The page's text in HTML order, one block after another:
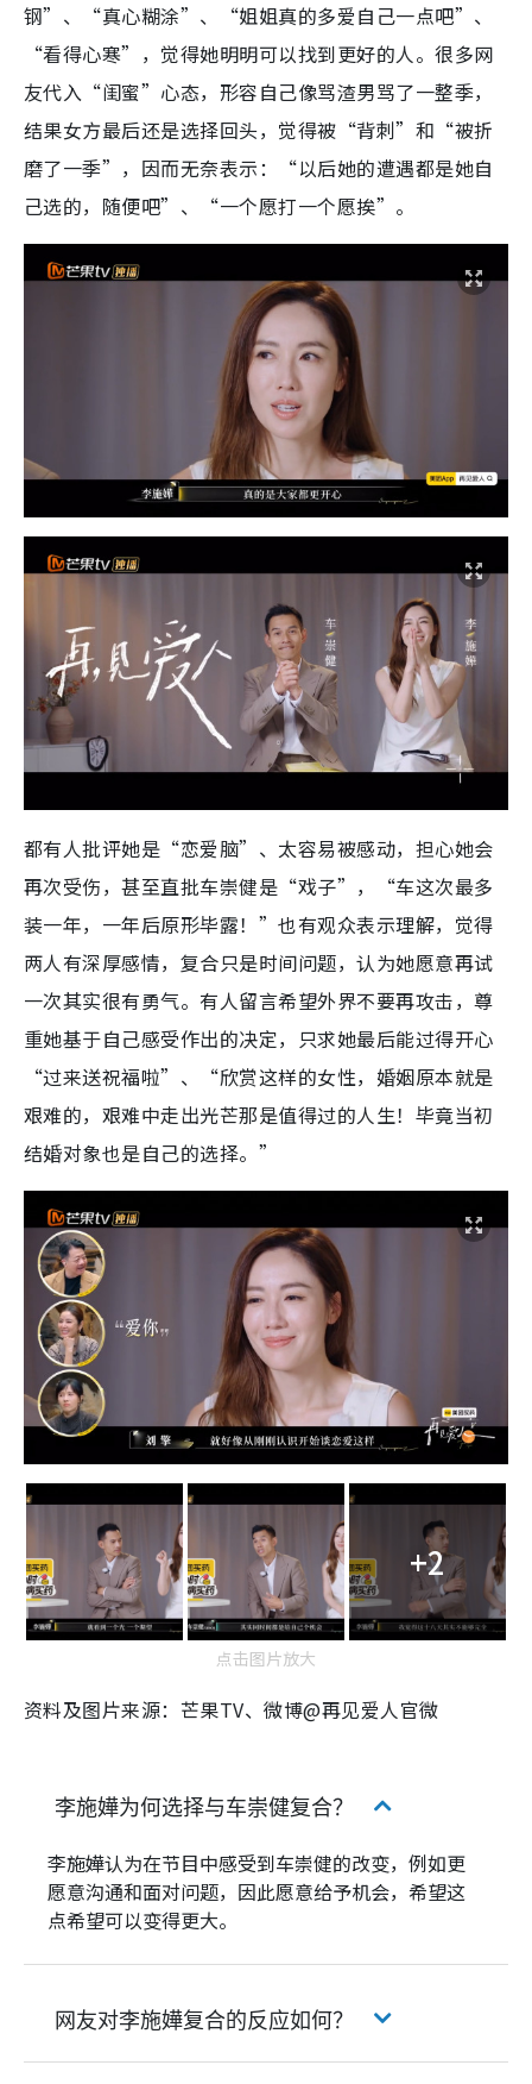
钢”、“真心糊涂”、“姐姐真的多爱自己一点吧”、
“看得心寒”，觉得她明明可以找到更好的人。很多网
友代入“闺蜜”心态，形容自己像骂渣男骂了一整季，
结果女方最后还是选择回头，觉得被“背刺”和“被折
磨了一季”，因而无奈表示：“以后她的遭遇都是她自
己选的，随便吧”、“一个愿打一个愿挨”。
都有人批评她是“恋爱脑”、太容易被感动，担心她会
再次受伤，甚至直批车崇健是“戏子”，“车这次最多
装一年，一年后原形毕露！”也有观众表示理解，觉得
两人有深厚感情，复合只是时间问题，认为她愿意再试
一次其实很有勇气。有人留言希望外界不要再攻击，尊
重她基于自己感受作出的决定，只求她最后能过得开心
“过来送祝福啦”、“欣赏这样的女性，婚姻原本就是
艰难的，艰难中走出光芒那是值得过的人生！毕竟当初
结婚对象也是自己的选择。”
+2
点击图片放大
资料及图片来源：芒果TV、微博@再见爱人官微
李施嬅为何选择与车崇健复合？
李施嬅认为在节目中感受到车崇健的改变，例如更
愿意沟通和面对问题，因此愿意给予机会，希望这
点希望可以变得更大。
网友对李施嬅复合的反应如何？